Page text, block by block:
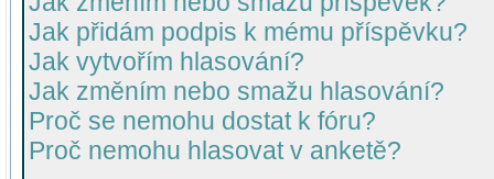
Jak přidám podpis k mému příspěvku?
Jak vytvořím hlasování?
Jak změním nebo smažu hlasování?
Proč se nemohu dostat k fóru?
Proč nemohu hlasovat v anketě?